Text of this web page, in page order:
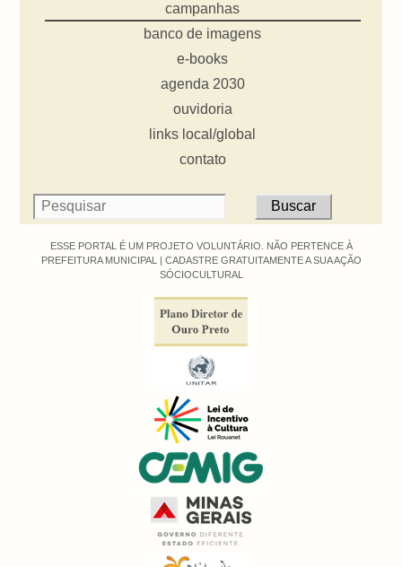
campanhas
banco de imagens
e-books
agenda 2030
ouvidoria
links local/global
contato
ESSE PORTAL É UM PROJETO VOLUNTÁRIO. NÃO PERTENCE À
PREFEITURA MUNICIPAL | CADASTRE GRATUITAMENTE A SUA AÇÃO
SÓCIOCULTURAL